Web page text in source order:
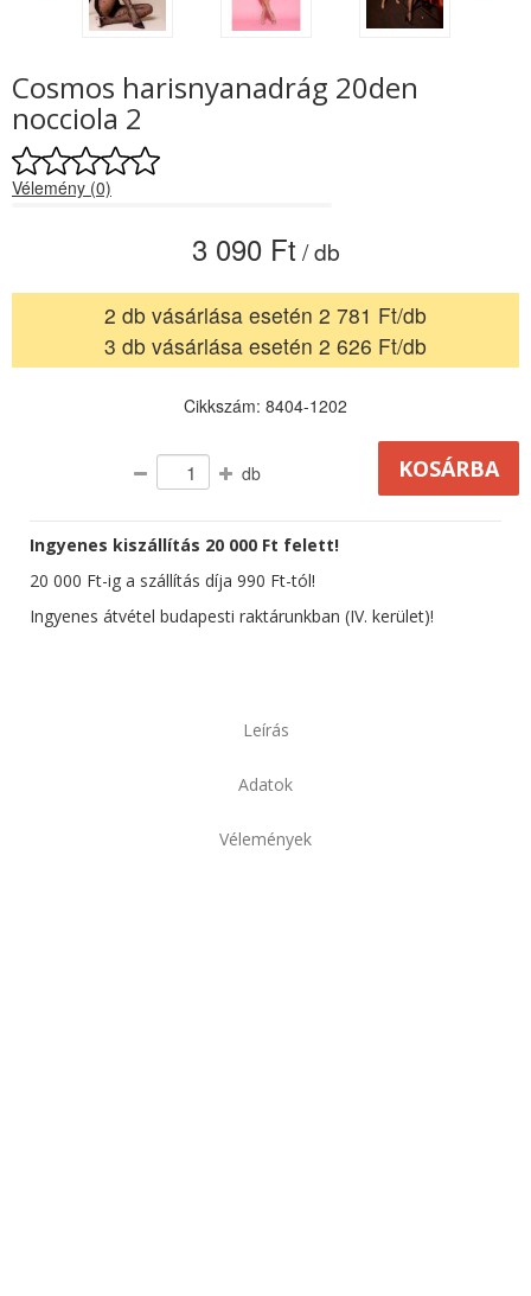
Cosmos harisnyanadrág 20den
nocciola 2
Vélemény (0)
3 090 Ft / db
2 db vásárlása esetén 2 781 Ft/db
3 db vásárlása esetén 2 626 Ft/db
Cikkszám: 8404-1202
db
Ingyenes kiszállítás 20 000 Ft felett!
20 000 Ft-ig a szállítás díja 990 Ft-tól!
Ingyenes átvétel budapesti raktárunkban (IV. kerület)!
Leírás
Adatok
Vélemények